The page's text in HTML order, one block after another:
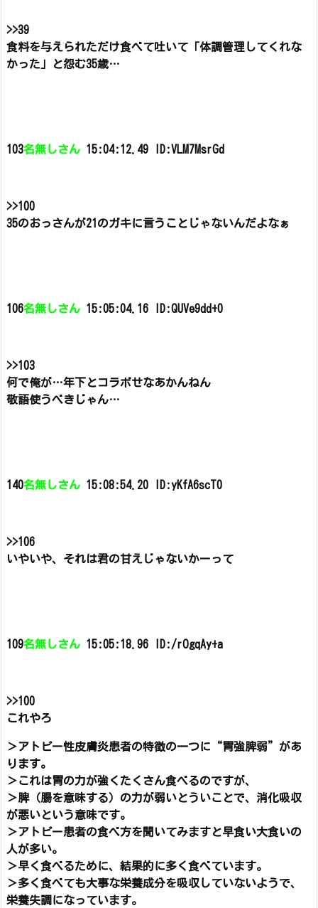
>>39
食料を与えられただけ食べて吐いて「体調管理してくれな
かった」と怨む35歳…
103名無しさん 15:04:12.49 ID:VLM7MsrGd
>>100
35のおっさんが21のガキに言うことじゃないんだよなぁ
106名無しさん 15:05:04.16 ID:QUVe9dd+0
>>103
何で俺が…年下とコラボせなあかんねん
敬語使うべきじゃん…
140名無しさん 15:08:54.20 ID:yKfA6scT0
>>106
いやいや、それは君の甘えじゃないかーって
109名無しさん 15:05:18.96 ID:/rOgqAy+a
>>100
これやろ
＞アトピー性皮膚炎患者の特徴の一つに“胃強脾弱”があ
ります。
＞これは胃の力が強くたくさん食べるのですが、
＞脾（腸を意味する）の力が弱いとういことで、消化吸収
が悪いという意味です。
＞アトピー患者の食べ方を聞いてみますと早食い大食いの
人が多い。
＞早く食べるために、結果的に多く食べています。
＞多く食べても大事な栄養成分を吸収していないようで、
栄養失調になっています。